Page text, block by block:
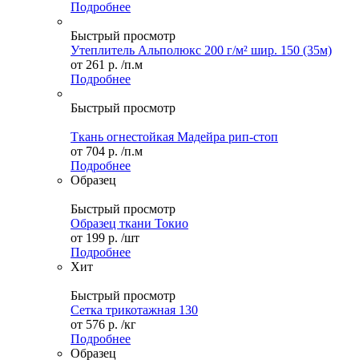
Подробнее
Быстрый просмотр
Утеплитель Альполюкс 200 г/м² шир. 150 (35м)
от 261 р. /п.м
Подробнее
Быстрый просмотр
Ткань огнестойкая Мадейра рип-стоп
от 704 р. /п.м
Подробнее
Образец
Быстрый просмотр
Образец ткани Токио
от 199 р. /шт
Подробнее
Хит
Быстрый просмотр
Сетка трикотажная 130
от 576 р. /кг
Подробнее
Образец